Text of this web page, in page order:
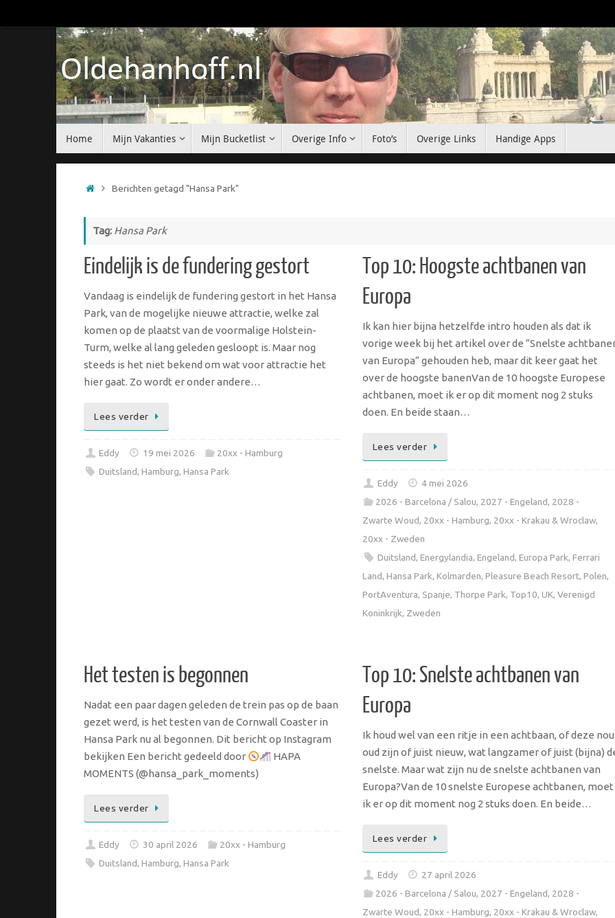
naar
naarHome Mijn Vakanties Mijn Bucketlist Overige Info Foto’s Overige Links Handige Apps
HomeBerichten getagd "Hansa Park"
Tag: Hansa Park
Eindelijk is de fundering gestort
Vandaag is eindelijk de fundering gestort in het Hansa
Park, van de mogelijke nieuwe attractie, welke zal
komen op de plaatst van de voormalige Holstein-
Turm, welke al lang geleden gesloopt is. Maar nog
steeds is het niet bekend om wat voor attractie het
hier gaat. Zo wordt er onder andere…
Lees verder
Eddy 19 mei 2026
20xx - Hamburg
Duitsland,Hamburg,Hansa Park
Top 10: Hoogste achtbanen van
Europa
Ik kan hier bijna hetzelfde intro houden als dat ik
vorige week bij het artikel over de “Snelste
van Europa” gehouden heb, maar dit keer gaat het
over de hoogste banenVan de 10 hoogste Europese
achtbanen, moet ik er op dit moment nog 2 stuks
doen. En beide staan…
Lees verder
Eddy
4 mei 2026
2026 - Barcelona / Salou, 2027 - Engeland, 2028 -
Zwarte Woud, 20xx - Hamburg, 20xx - Krakau & Wroclaw,
20xx - Zweden
Duitsland, Energylandia, Engeland, Europa Park, Ferrari
Land, Hansa Park, Kolmarden, Pleasure Beach Resort, Polen,
PortAventura, Spanje, Thorpe Park, Top10, UK, Verenigd
Koninkrijk, Zweden
Het testen is begonnen
Nadat een paar dagen geleden de trein pas op de baan
gezet werd, is het testen van de Cornwall Coaster in
Hansa Park nu al begonnen. Dit bericht op Instagram
bekijken Een bericht gedeeld door
HAPA
MOMENTS (@hansa_park_moments)
Lees verder
Eddy 30 april 2026
20xx - Hamburg
Duitsland,Hamburg,Hansa Park
Top 10: Snelste achtbanen van
Europa
Ik houd wel van een ritje in een achtbaan, of deze nou
oud zijn of juist nieuw, wat langzamer of juist (bijna)
snelste. Maar wat zijn nu de snelste achtbanen van
Europa?Van de 10 snelste Europese achtbanen, moet
ik er op dit moment nog 2 stuks doen. En beide…
Lees verder
Eddy
27 april 2026
2026 - Barcelona / Salou, 2027 - Engeland, 2028 -
Zwarte Woud, 20xx - Hamburg, 20xx - Krakau & Wroclaw,